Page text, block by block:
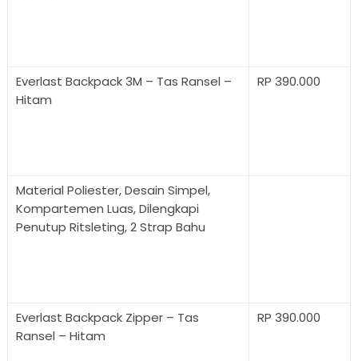
Everlast Backpack 3M – Tas Ransel –
Hitam
RP 390.000
Material Poliester, Desain Simpel,
Kompartemen Luas, Dilengkapi
Penutup Ritsleting, 2 Strap Bahu
Everlast Backpack Zipper – Tas
Ransel – Hitam
RP 390.000